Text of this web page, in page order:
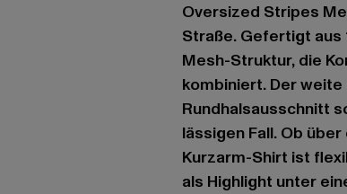
Oversized Stripes
Straße. Gefertigt
Mesh-Struktur, die
kombiniert. Der
Rundhalsausschnitt
lässigen Fall. Ob
Kurzarm-Shirt ist
als Highlight unter